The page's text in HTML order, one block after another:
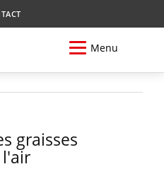
Menu
graisses